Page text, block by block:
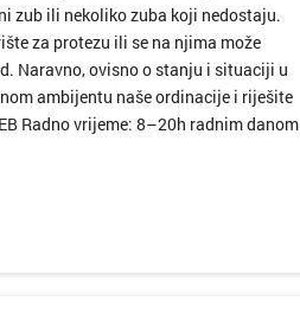
zub ili nekoliko zuba koji nedostaju.
za protezu ili se na njima može
Naravno, ovisno o stanju i situaciji u
ambijentu naše ordinacije i riješite
Radno vrijeme: 8–20h radnim danom